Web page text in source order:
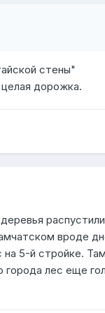
стены"
дорожка.
вроде
5-й стройке. Там
города лес еще